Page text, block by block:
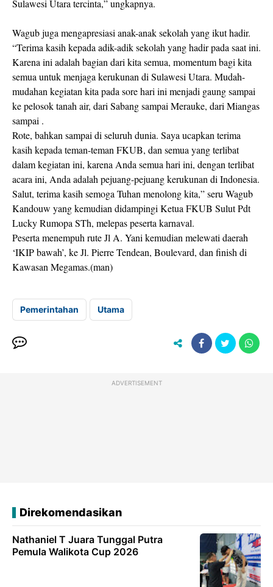
Sulawesi Utara tercinta,” ungkapnya.
Wagub juga mengapresiasi anak-anak sekolah yang ikut hadir.
“Terima kasih kepada adik-adik sekolah yang hadir pada saat ini.
Karena ini adalah bagian dari kita semua, momentum bagi kita
semua untuk menjaga kerukunan di Sulawesi Utara. Mudah-
mudahan kegiatan kita pada sore hari ini menjadi gaung sampai
ke pelosok tanah air, dari Sabang sampai Merauke, dari Miangas
sampai .
Rote, bahkan sampai di seluruh dunia. Saya ucapkan terima
kasih kepada teman-teman FKUB, dan semua yang terlibat
dalam kegiatan ini, karena Anda semua hari ini, dengan terlibat
acara ini, Anda adalah pejuang-pejuang kerukunan di Indonesia.
Salut, terima kasih semoga Tuhan menolong kita,” seru Wagub
Kandouw yang kemudian didampingi Ketua FKUB Sulut Pdt
Lucky Rumopa STh, melepas peserta karnaval.
Peserta menempuh rute Jl A. Yani kemudian melewati daerah
‘IKIP bawah’, ke Jl. Pierre Tendean, Boulevard, dan finish di
Kawasan Megamas.(man)
Pemerintahan Utama
ADVERTISEMENT
Direkomendasikan
Nathaniel T Juara Tunggal Putra
Pemula Walikota Cup 2026